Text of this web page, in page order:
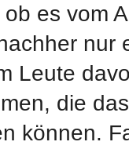
es vom
nur
Leute
die
können.